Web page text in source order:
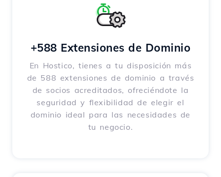
+588 Extensiones de Dominio
En Hostico, tienes a tu disposición más
de 588 extensiones de dominio a través
de socios acreditados, ofreciéndote la
seguridad y flexibilidad de elegir el
dominio ideal para las necesidades de
tu negocio.